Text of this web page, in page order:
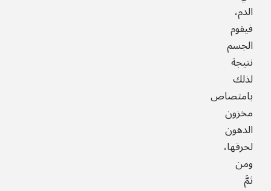
الدم،
فيقوم
الجسم
نتيجة
لذلك
بامتصاص
مخزون
الدهون
لحرقها،
ومن
ثمَّ